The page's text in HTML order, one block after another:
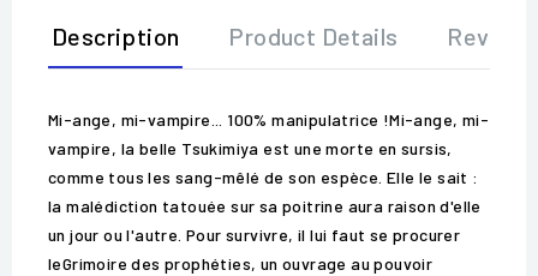
Description Product Details
Mi-ange, mi-vampire... 100% manipulatrice !Mi-ange, mi-
vampire, la belle Tsukimiya est une morte en sursis,
comme tous les sang-mêlé de son espèce. Elle le sait :
la malédiction tatouée sur sa poitrine aura raison d'elle
un jour ou l'autre. Pour survivre, il lui faut se procurer
leGrimoire des prophéties, un ouvrage au pouvoir